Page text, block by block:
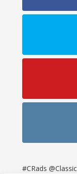
#CRads